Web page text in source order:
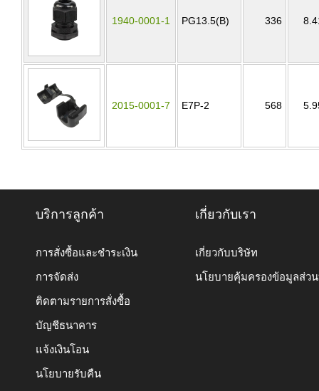
1940-0001-1 PG13.5(B) 336
2015-0001-7 E7P-2 568
บริการลูกค้า
การสั่งซื้อและชำระเงิน
การจัดส่ง
ติดตามรายการสั่งซื้อ
บัญชีธนาคาร
แจ้งเงินโอน
นโยบายรับคืน
เกี่ยวกับเรา
เกี่ยวกับบริษัท
นโยบายคุ้มครองข้อมูลส่ว